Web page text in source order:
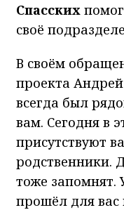
Спасских
своё
В своём
проекта
всегда был
вам. Сегодня в
присутствуют
родственники.
тоже запомнят.
прошёл для